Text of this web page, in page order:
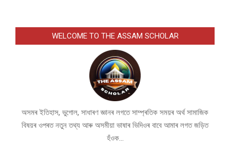
WELCOME TO THE ASSAM SCHOLAR
অসমৰ ইতিহাস, ভুগোল, সাধাৰণ জ্ঞানৰ লগতে সাম্প্ৰতিক সময়ৰ অৰ্থ সামাজিক
বিষয়ৰ ওপৰত নতুন তথ্য আৰু অসমীয়া ভাষাৰ ভিদিওৰ বাবে আমাৰ লগত জড়িত
হঁওক...